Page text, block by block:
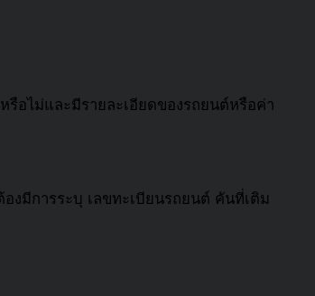
อไม่และมีรายละเอียดของรถยนต์หรือค่า
งมีการระบุ เลขทะเบียนรถยนต์ คันที่เติม